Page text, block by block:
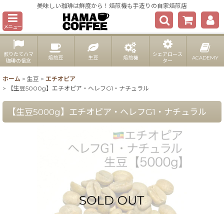
美味しい珈琲は鮮度から！焙煎機も手造りの自家焙煎店
メニュー
煎りたてハマ
珈琲の信念
焙煎豆 生豆 焙煎機
シェアロース
ター
ACADEMY
ホーム > 生豆 > エチオピア
>
【生豆5000g】エチオピア・へレフG1・ナチュラル
【生豆5000g】エチオピア・へレフG1・ナチュラル